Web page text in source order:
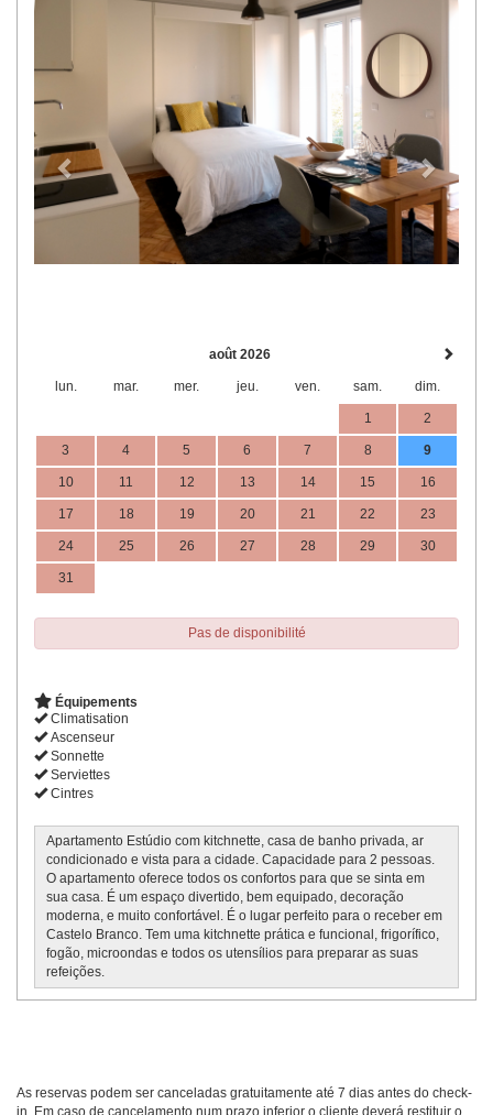
Next
août 2026
lun. mar. mer. jeu. ven. sam. dim.
1 2
3 4 5 6 7 8 9
10 11 12 13 14 15 16
17 18 19 20 21 22 23
24 25 26 27 28 29 30
31
Pas de disponibilité
Équipements
Climatisation
Ascenseur
Sonnette
Serviettes
Cintres
Apartamento Estúdio com kitchnette, casa de banho privada, ar
condicionado e vista para a cidade. Capacidade para 2 pessoas.
O apartamento oferece todos os confortos para que se sinta em
sua casa. É um espaço divertido, bem equipado, decoração
moderna, e muito confortável. É o lugar perfeito para o receber em
Castelo Branco. Tem uma kitchnette prática e funcional, frigorífico,
fogão, microondas e todos os utensílios para preparar as suas
refeições.
As reservas podem ser canceladas gratuitamente até 7 dias antes do check-
in. Em caso de cancelamento num prazo inferior o cliente deverá restituir o